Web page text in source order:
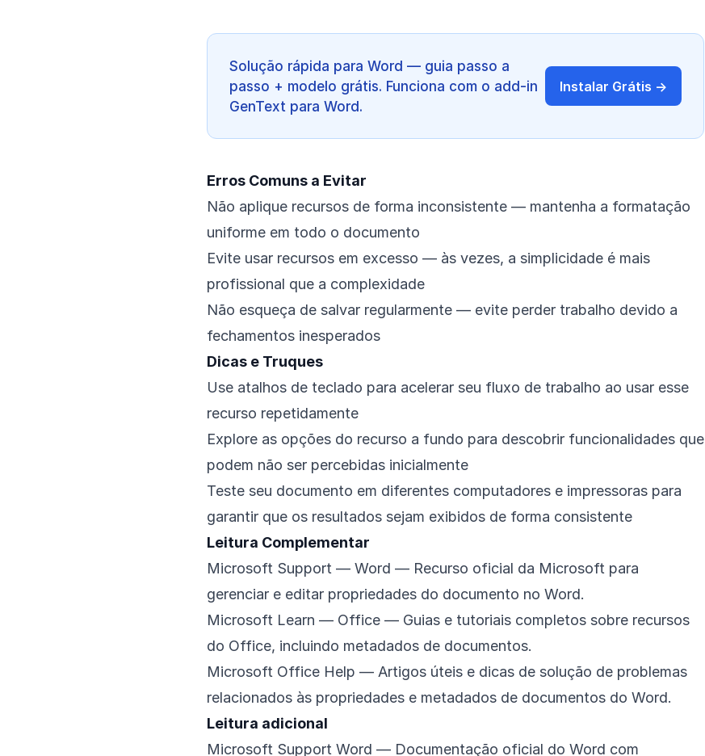
Solução rápida para Word — guia passo a
passo + modelo grátis. Funciona com o add-in
GenText para Word.
Instalar Grátis →
Erros Comuns a Evitar
Não aplique recursos de forma inconsistente — mantenha a formatação
uniforme em todo o documento
Evite usar recursos em excesso — às vezes, a simplicidade é mais
profissional que a complexidade
Não esqueça de salvar regularmente — evite perder trabalho devido a
fechamentos inesperados
Dicas e Truques
Use atalhos de teclado para acelerar seu fluxo de trabalho ao usar esse
recurso repetidamente
Explore as opções do recurso a fundo para descobrir funcionalidades que
podem não ser percebidas inicialmente
Teste seu documento em diferentes computadores e impressoras para
garantir que os resultados sejam exibidos de forma consistente
Leitura Complementar
Microsoft Support — Word — Recurso oficial da Microsoft para
gerenciar e editar propriedades do documento no Word.
Microsoft Learn — Office — Guias e tutoriais completos sobre recursos
do Office, incluindo metadados de documentos.
Microsoft Office Help — Artigos úteis e dicas de solução de problemas
relacionados às propriedades e metadados de documentos do Word.
Leitura adicional
Microsoft Support Word — Documentação oficial do Word com